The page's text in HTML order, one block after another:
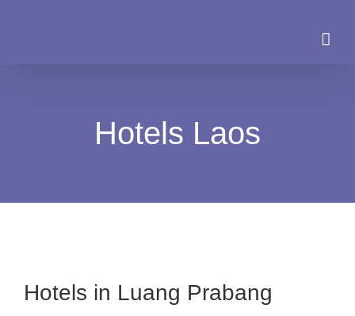
Hotels Laos
Hotels in Luang Prabang